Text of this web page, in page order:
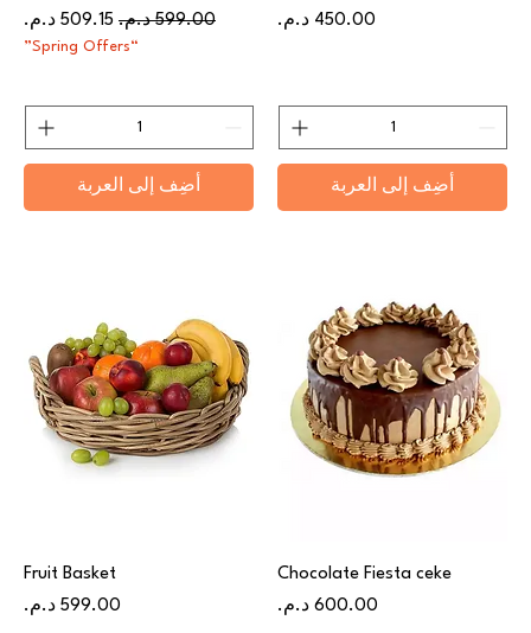
السعر
أضِف إلى العربة
سعر عادي
سعر البيع
“Spring Offers”
أضِف إلى العربة
Chocolate Fiesta ceke
السعر
Fruit Basket
السعر